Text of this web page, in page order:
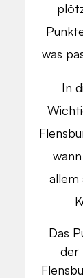
was
In
allem
Das
der